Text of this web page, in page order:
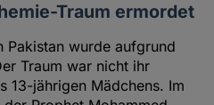
Traum ermordet
Pakistan wurde aufgrund
Traum war nicht ihr
13-jährigen Mädchens. Im